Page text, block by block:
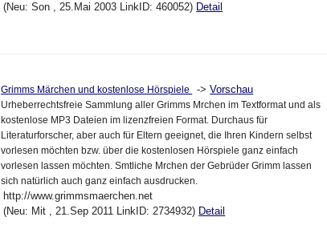
(Neu: Son , 25.Mai 2003 LinkID: 460052) Detail
Grimms Märchen und kostenlose Hörspiele ->Vorschau
Urheberrechtsfreie Sammlung aller Grimms Mrchen im Textformat und als
kostenlose MP3 Dateien im lizenzfreien Format. Durchaus für
Literaturforscher, aber auch für Eltern geeignet, die Ihren Kindern selbst
vorlesen möchten bzw. über die kostenlosen Hörspiele ganz einfach
vorlesen lassen möchten. Smtliche Mrchen der Gebrüder Grimm lassen
sich natürlich auch ganz einfach ausdrucken.
http://www.grimmsmaerchen.net
(Neu: Mit , 21.Sep 2011 LinkID: 2734932) Detail